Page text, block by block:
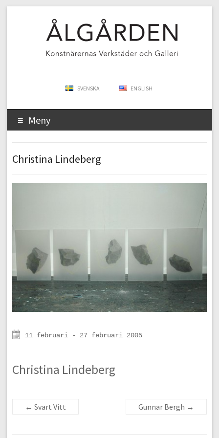
SVENSKA ENGLISH
Meny
Christina Lindeberg
11 februari - 27 februari 2005
Christina Lindeberg
← Svart Vitt Gunnar Bergh →